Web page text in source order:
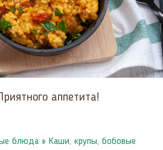
аппетита!
блюда » Каши, крупы, бобовые